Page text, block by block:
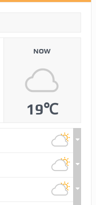
NOW
19℃